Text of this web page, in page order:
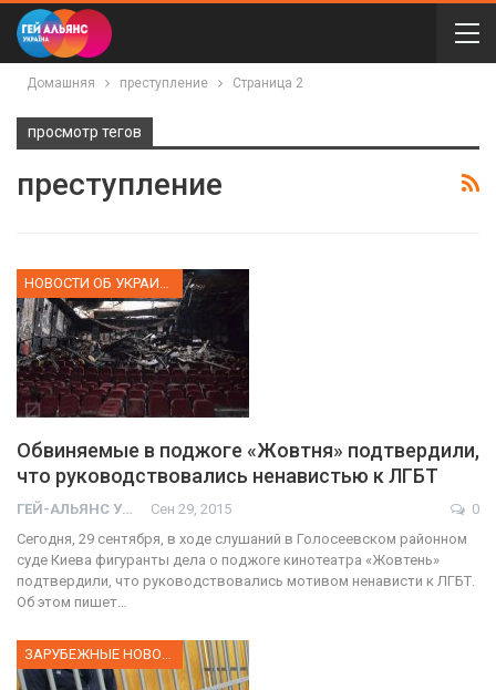
Домашняя преступление Страница 2
просмотр тегов
преступление
Обвиняемые в поджоге «Жовтня» подтвердили,
что руководствовались ненавистью к ЛГБТ
ГЕЙ-АЛЬЯНС УКРАИНА Сен 29, 2015
0
Сегодня, 29 сентября, в ходе слушаний в Голосеевском районном
суде Киева фигуранты дела о поджоге кинотеатра «Жовтень»
подтвердили, что руководствовались мотивом ненависти к ЛГБТ.
Об этом пишет…
ЗАРУБЕЖНЫЕ НОВОСТИ